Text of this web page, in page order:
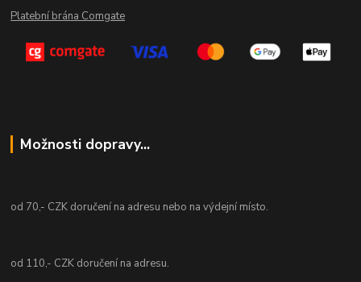
Platební brána Comgate
Možnosti dopravy...
od 70,- CZK doručení na adresu nebo na výdejní místo.
od 110,- CZK doručení na adresu.